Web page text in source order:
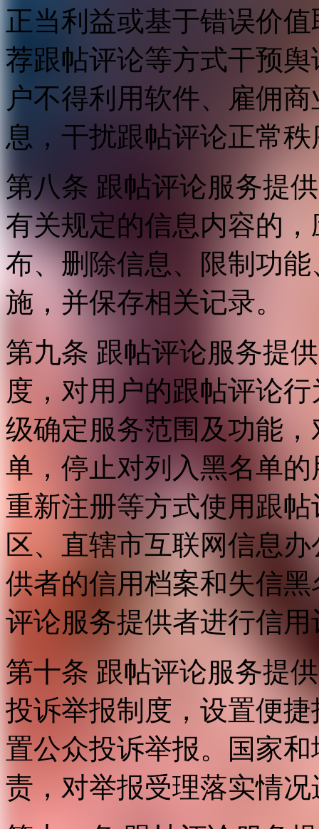
正当利益或基于错误价
荐跟帖评论等方式干预
户不得利用软件、雇佣
息，干扰跟帖评论正常
第八条 跟帖评论服务提
有关规定的信息内容的
布、删除信息、限制功
施，并保存相关记录。
第九条 跟帖评论服务提
度，对用户的跟帖评论
级确定服务范围及功能
单，停止对列入黑名单
重新注册等方式使用跟
区、直辖市互联网信息
供者的信用档案和失信
评论服务提供者进行信用
第十条 跟帖评论服务提
投诉举报制度，设置便
置公众投诉举报。国家
责，对举报受理落实情